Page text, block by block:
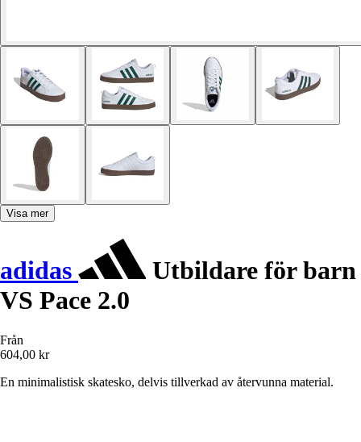
Visa mer
adidas
Utbildare för barn
VS Pace 2.0
Från
604,00 kr
En minimalistisk skatesko, delvis tillverkad av återvunna material.